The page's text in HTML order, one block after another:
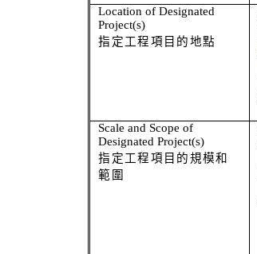
Location of Designated
Project(s)
指定工程項目的地點
Scale and Scope of
Designated Project(s)
指定工程項目的規模和
範圍